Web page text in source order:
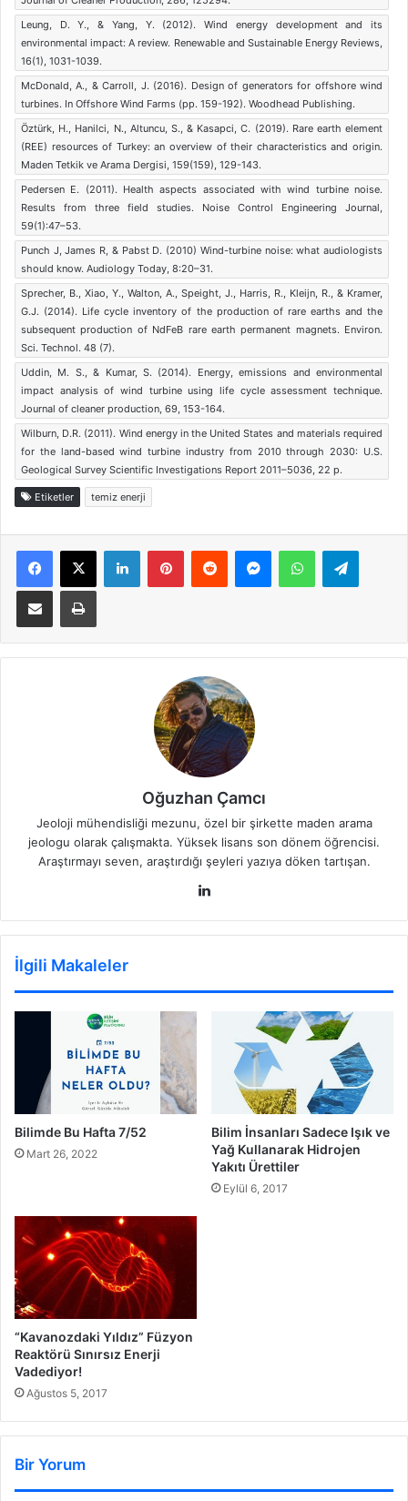
Leung, D. Y., & Yang, Y. (2012). Wind energy development and its
environmental impact: A review. Renewable and Sustainable Energy Reviews,
16(1), 1031-1039.
McDonald, A., & Carroll, J. (2016). Design of generators for offshore wind
turbines. In Offshore Wind Farms (pp. 159-192). Woodhead Publishing.
Öztürk, H., Hanilci, N., Altuncu, S., & Kasapci, C. (2019). Rare earth element
(REE) resources of Turkey: an overview of their characteristics and origin.
Maden Tetkik ve Arama Dergisi, 159(159), 129-143.
Pedersen E. (2011). Health aspects associated with wind turbine noise.
Results from three field studies. Noise Control Engineering Journal,
59(1):47–53.
Punch J, James R, & Pabst D. (2010) Wind-turbine noise: what audiologists
should know. Audiology Today, 8:20–31.
Sprecher, B., Xiao, Y., Walton, A., Speight, J., Harris, R., Kleijn, R., & Kramer,
G.J. (2014). Life cycle inventory of the production of rare earths and the
subsequent production of NdFeB rare earth permanent magnets. Environ.
Sci. Technol. 48 (7).
Uddin, M. S., & Kumar, S. (2014). Energy, emissions and environmental
impact analysis of wind turbine using life cycle assessment technique.
Journal of cleaner production, 69, 153-164.
Wilburn, D.R. (2011). Wind energy in the United States and materials required
for the land-based wind turbine industry from 2010 through 2030: U.S.
Geological Survey Scientific Investigations Report 2011–5036, 22 p.
Etiketler temiz enerji
Facebook
X LinkedInPinterestReddit MessengerWhatsApp
E-Posta ile paylaş Yazdır
Oğuzhan Çamcı
Jeoloji mühendisliği mezunu, özel bir şirkette maden arama
jeologu olarak çalışmakta. Yüksek lisans son dönem öğrencisi.
Araştırmayı seven, araştırdığı şeyleri yazıya döken tartışan.
İlgili Makaleler
Bilimde Bu Hafta 7/52
Mart 26, 2022
Bilim İnsanları Sadece Işık ve
Yağ Kullanarak Hidrojen
Yakıtı Ürettiler
Eylül 6, 2017
“Kavanozdaki Yıldız” Füzyon
Reaktörü Sınırsız Enerji
Vadediyor!
Ağustos 5, 2017
Bir Yorum